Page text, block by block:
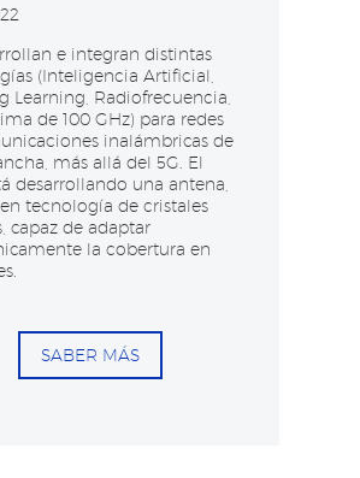
e integran distintas
(Inteligencia Artificial,
Learning, Radiofrecuencia,
de 100 GHz) para redes
inalámbricas de
más allá del 5G. El
desarrollando una antena,
tecnología de cristales
capaz de adaptar
la cobertura en
SABER MÁS